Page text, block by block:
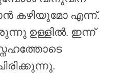
കഴിയുമോ എന്ന്.
ഉള്ളിൽ. ഇന്ന്